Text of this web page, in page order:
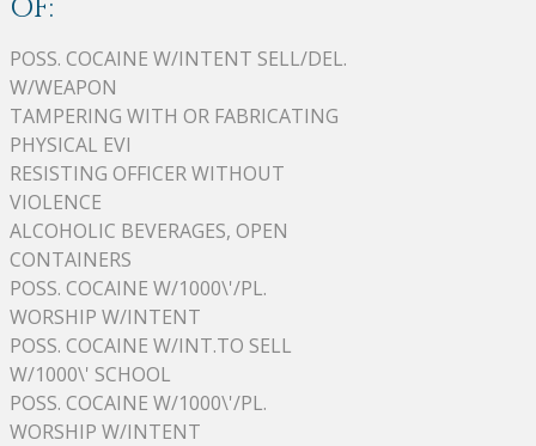
OF:
POSS. COCAINE W/INTENT SELL/DEL.
W/WEAPON
TAMPERING WITH OR FABRICATING
PHYSICAL EVI
RESISTING OFFICER WITHOUT
VIOLENCE
ALCOHOLIC BEVERAGES, OPEN
CONTAINERS
POSS. COCAINE W/1000\'/PL.
WORSHIP W/INTENT
POSS. COCAINE W/INT.TO SELL
W/1000\' SCHOOL
POSS. COCAINE W/1000\'/PL.
WORSHIP W/INTENT